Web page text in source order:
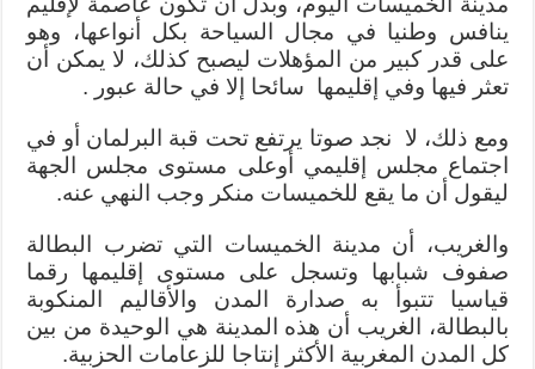
ينافس وطنيا في مجال السياحة بكل أنواعها، وهو
على قدر كبير من المؤهلات ليصبح كذلك، لا يمكن أن
تعثر فيها وفي إقليمها سائحا إلا في حالة عبور .
ومع ذلك، لا نجد صوتا يرتفع تحت قبة البرلمان أو في
اجتماع مجلس إقليمي أوعلى مستوى مجلس الجهة
ليقول أن ما يقع للخميسات منكر وجب النهي عنه.
والغريب، أن مدينة الخميسات التي تضرب البطالة
صفوف شبابها وتسجل على مستوى إقليمها رقما
قياسيا تتبوأ به صدارة المدن والأقاليم المنكوبة
بالبطالة، الغريب أن هذه المدينة هي الوحيدة من بين
كل المدن المغربية الأكثر إنتاجا للزعامات الحزبية.